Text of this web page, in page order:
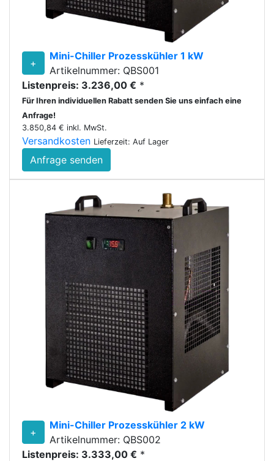
+
Mini-Chiller Prozesskühler 1 kW
Artikelnummer: QBS001
Listenpreis: 3.236,00 € *
Für Ihren individuellen Rabatt senden Sie uns einfach eine
Anfrage!
3.850,84 € inkl. MwSt.
Versandkosten Lieferzeit: Auf Lager
Anfrage senden
+
Mini-Chiller Prozesskühler 2 kW
Artikelnummer: QBS002
Listenpreis: 3.333,00 € *